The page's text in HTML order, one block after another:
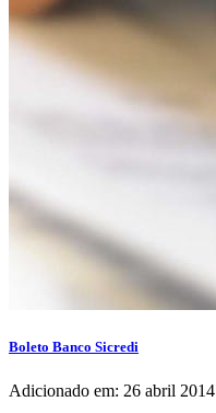
Boleto Banco Sicredi
Adicionado em: 26 abril 2014